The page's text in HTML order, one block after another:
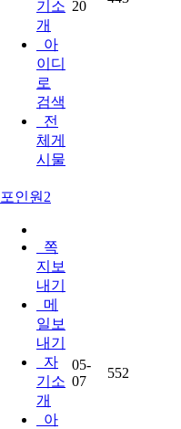
기소
개
아
이디
로
검색
전
체게
시물
20
포인원2
쪽
지보
내기
메
일보
내기
자
기소
개
아
05-
07
552